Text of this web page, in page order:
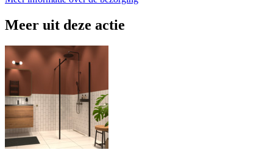
Meer uit deze actie